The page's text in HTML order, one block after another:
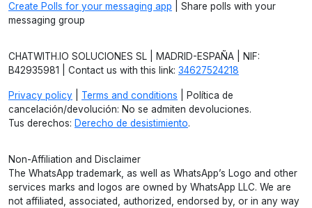
Create Polls for your messaging app | Share polls with your
messaging group
CHATWITH.IO SOLUCIONES SL | MADRID-ESPAÑA | NIF:
B42935981 | Contact us with this link: 34627524218
Privacy policy Terms and conditions | Política de
cancelación/devolución: No se admiten devoluciones.
Tus derechos: Derecho de desistimiento.
Non-Affiliation and Disclaimer
The WhatsApp trademark, as well as WhatsApp’s Logo and other
services marks and logos are owned by WhatsApp LLC. We are
not affiliated, associated, authorized, endorsed by, or in any way